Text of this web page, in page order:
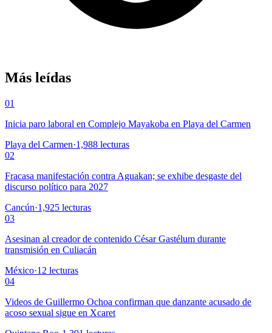
Más leídas
01
Inicia paro laboral en Complejo Mayakoba en Playa del Carmen
Playa del Carmen·1,988 lecturas
02
Fracasa manifestación contra Aguakan; se exhibe desgaste del
discurso político para 2027
Cancún·1,925 lecturas
03
Asesinan al creador de contenido César Gastélum durante
transmisión en Culiacán
México·12 lecturas
04
Videos de Guillermo Ochoa confirman que danzante acusado de
acoso sexual sigue en Xcaret